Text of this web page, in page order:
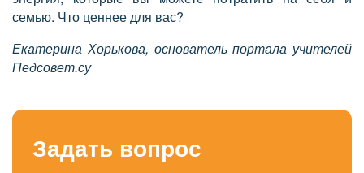
семью. Что ценнее для вас?
Екатерина Хорькова, основатель портала учителей
Педсовет.су
Задать вопрос